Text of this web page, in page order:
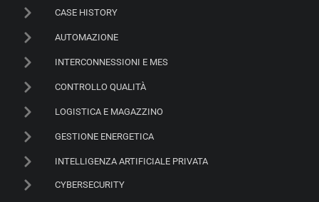
CASE HISTORY
AUTOMAZIONE
INTERCONNESSIONI E MES
CONTROLLO QUALITÀ
LOGISTICA E MAGAZZINO
GESTIONE ENERGETICA
INTELLIGENZA ARTIFICIALE PRIVATA
CYBERSECURITY